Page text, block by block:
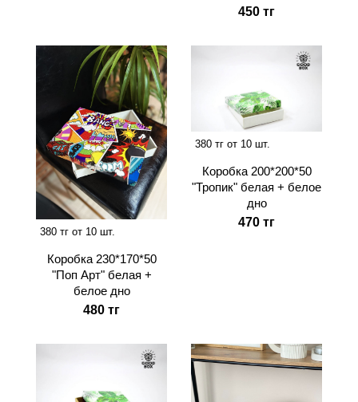
450 тг
380 тг от 10 шт.
Коробка 230*170*50
"Поп Арт" белая +
белое дно
480 тг
380 тг от 10 шт.
Коробка 200*200*50
"Тропик" белая + белое
дно
470 тг